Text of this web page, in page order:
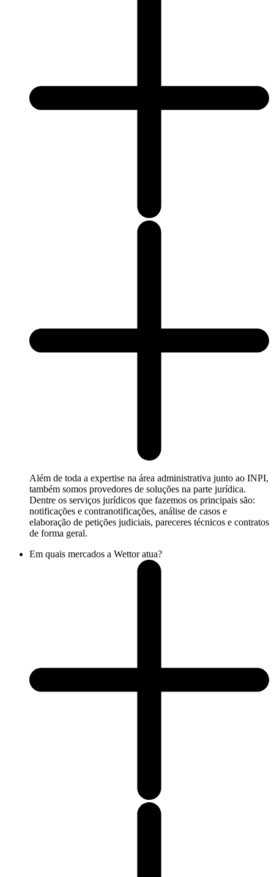
Além de toda a expertise na área administrativa junto ao INPI,
também somos provedores de soluções na parte jurídica.
Dentre os serviços jurídicos que fazemos os principais são:
notificações e contranotificações, análise de casos e
elaboração de petições judiciais, pareceres técnicos e contratos
de forma geral.
Em quais mercados a Wettor atua?